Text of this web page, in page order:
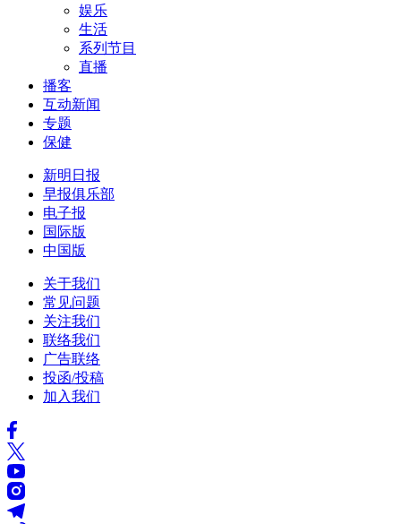
娱乐
生活
系列节目
直播
播客
互动新闻
专题
保健
新明日报
早报俱乐部
电子报
国际版
中国版
关于我们
常见问题
关注我们
联络我们
广告联络
投函/投稿
加入我们